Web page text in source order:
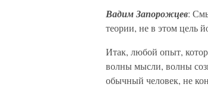
Вадим Запорожцев:
теории, не в этом цель
Итак, любой опыт,
волны мысли, волны
обычный человек, не